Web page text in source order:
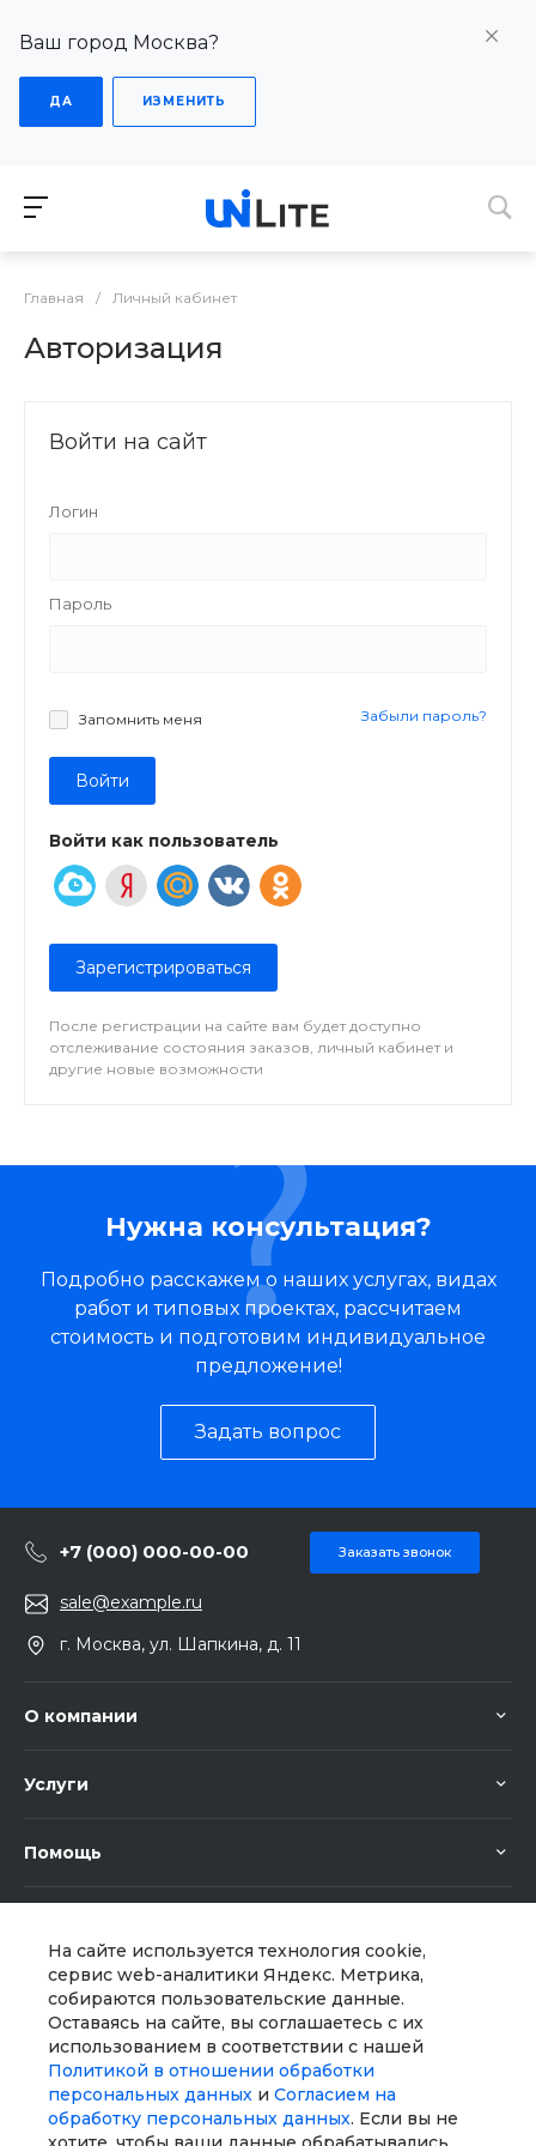
На сайте используется технология cookie,
сервис web-аналитики Яндекс. Метрика,
собираются пользовательские данные.
Оставаясь на сайте, вы соглашаетесь с их
использованием в соответствии с нашей
Политикой в отношении обработки
персональных данных и Согласием на
обработку персональных данных. Если вы не
Ваш город Москва?
ДА ИЗМЕНИТЬ
Главная / Личный кабинет
Авторизация
Войти на сайт
Логин
Пароль
Запомнить меня Забыли пароль?
Войти
Войти как пользователь
Зарегистрироваться
После регистрации на сайте вам будет доступно
отслеживание состояния заказов, личный кабинет и
другие новые возможности
Нужна консультация?
Подробно расскажем о наших услугах, видах
работ и типовых проектах, рассчитаем
стоимость и подготовим индивидуальное
предложение!
Задать вопрос
+7 (000) 000-00-00 Заказать звонок
sale@example.ru
г. Москва, ул. Шапкина, д. 11
О компании
Услуги
Помощь
Мы в соц. сетях